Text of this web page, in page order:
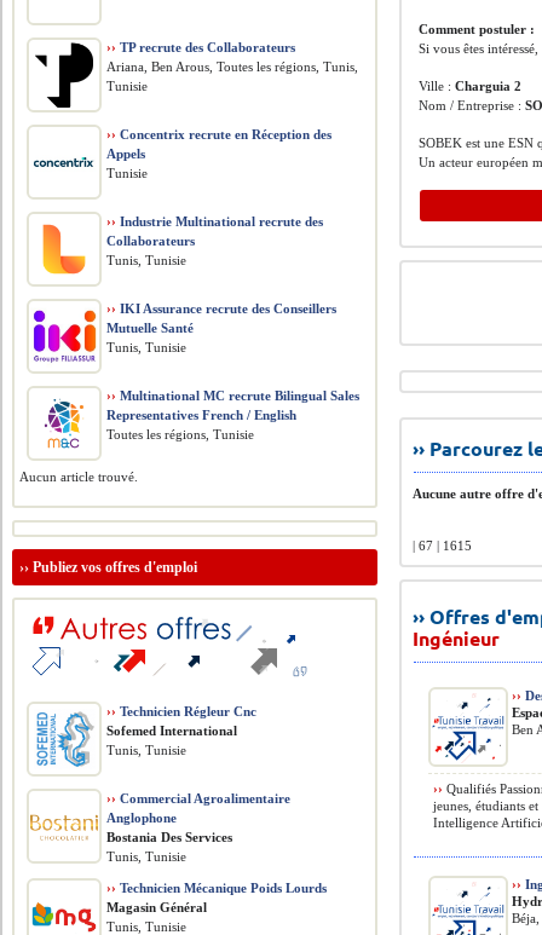
Comment postuler :
Si vous êtes
Ville :Charguia 2
Nom / Entreprise :
SOBEK est une ESN
Un acteur européen
››
Aucune autre offre
| 67 | 1615
›› Offres
Ingénieur
››
Ben
›› Qualifiés
jeunes, étudiants
Intelligence
››
›› TP recrute des Collaborateurs
Ariana, Ben Arous, Toutes les régions, Tunis,
Tunisie
›› Concentrix recrute en Réception des
Appels
Tunisie
›› Industrie Multinational recrute des
Collaborateurs
Tunis, Tunisie
›› IKI Assurance recrute des Conseillers
Mutuelle Santé
Tunis, Tunisie
›› Multinational MC recrute Bilingual Sales
Representatives French / English
Toutes les régions, Tunisie
Aucun article trouvé.
››Publiez vos offres d'emploi
›› Technicien Régleur Cnc
Sofemed International
Tunis, Tunisie
›› Commercial Agroalimentaire
Anglophone
Bostania Des Services
Tunis, Tunisie
›› Technicien Mécanique Poids Lourds
Magasin Général
Tunis, Tunisie